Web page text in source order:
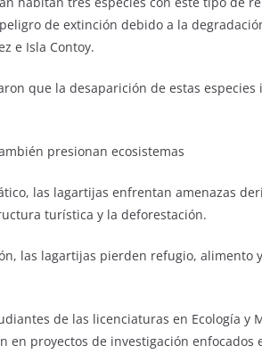
de extinción debido a la
e Isla Contoy.
que la desaparición de estas
presionan ecosistemas
las lagartijas enfrentan amenazas
turística y la deforestación.
las lagartijas pierden refugio, alimento
de las licenciaturas en Ecología y
en proyectos de investigación